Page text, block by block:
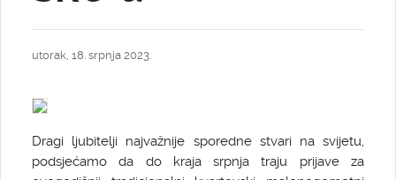
utorak, 18. srpnja 2023.
Dragi ljubitelji najvažnije sporedne stvari na svijetu,
podsjećamo da do kraja srpnja traju prijave za